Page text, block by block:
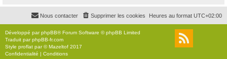
r
c
Heures au format UTC+02:00
Supprimer les cookies
Nous contacter
Développé parphpBB® Forum Software © phpBB Limited
Traduit parphpBB-fr.com
Style proflat par ©Mazeltof 2017
Confidentialité | Conditions